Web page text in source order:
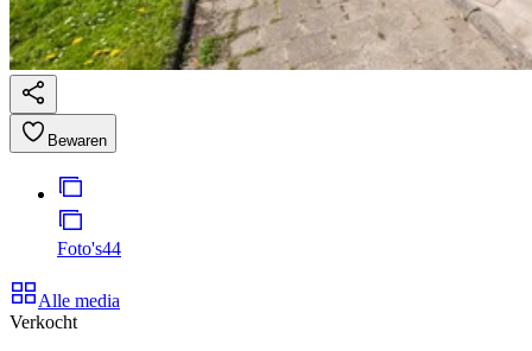
Bewaren
Foto's44
Alle media
Verkocht